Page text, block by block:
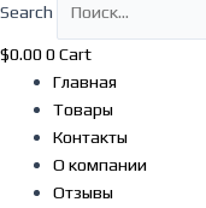
Search
$0.00 0 Cart
Главная
Товары
Контакты
О компании
Отзывы